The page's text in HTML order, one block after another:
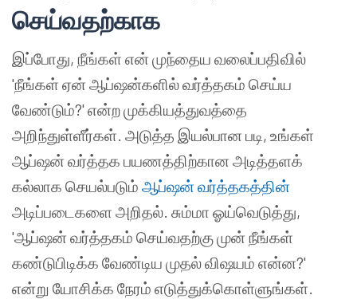
செய்வதற்காக
இப்போது, நீங்கள் என் முந்தைய வலைப்பதிவில்
'நீங்கள் ஏன் ஆப்ஷன்களில் வர்த்தகம் செய்ய
வேண்டும்?' என்ற முக்கியத்துவத்தை
அறிந்துள்ளீர்கள். அடுத்த இயல்பான படி, உங்கள்
ஆப்ஷன் வர்த்தக பயணத்திற்கான அடித்தளக்
கல்லாக செயல்படும் ஆப்ஷன் வர்த்தகத்தின்
அடிப்படைகளை அறிதல். சும்மா ஓய்வெடுத்து,
'ஆப்ஷன் வர்த்தகம் செய்வதற்கு முன் நீங்கள்
கண்டுபிடிக்க வேண்டிய முதல் விஷயம் என்ன?'
என்று யோசிக்க நேரம் எடுத்துக்கொள்ளுங்கள்.